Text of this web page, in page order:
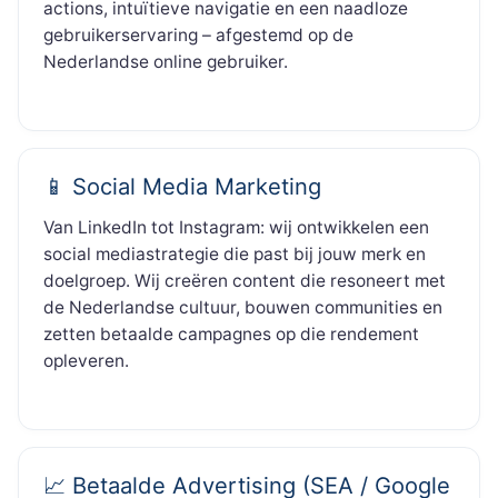
actions, intuïtieve navigatie en een naadloze
gebruikerservaring – afgestemd op de
Nederlandse online gebruiker.
📱 Social Media Marketing
Van LinkedIn tot Instagram: wij ontwikkelen een
social mediastrategie die past bij jouw merk en
doelgroep. Wij creëren content die resoneert met
de Nederlandse cultuur, bouwen communities en
zetten betaalde campagnes op die rendement
opleveren.
📈 Betaalde Advertising (SEA / Google